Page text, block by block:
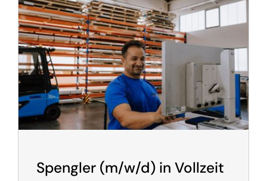
Spengler (m/w/d) in Vollzeit